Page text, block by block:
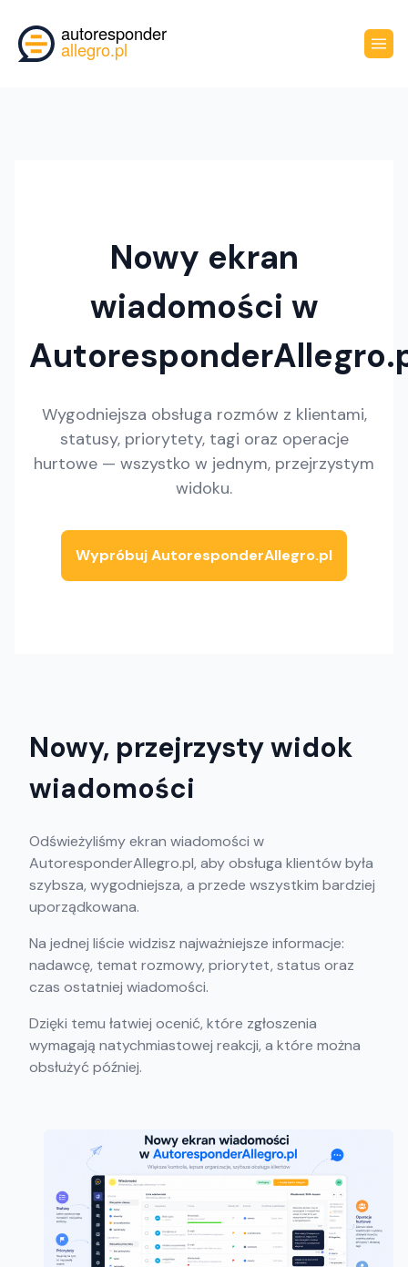
Nowy ekran
wiadomości w
Wygodniejsza obsługa rozmów z klientami,
statusy, priorytety, tagi oraz operacje
hurtowe — wszystko w jednym, przejrzystym
widoku.
Wypróbuj AutoresponderAllegro.pl
Nowy, przejrzysty widok
wiadomości
Odświeżyliśmy ekran wiadomości w
AutoresponderAllegro.pl, aby obsługa klientów była
szybsza, wygodniejsza, a przede wszystkim bardziej
uporządkowana.
Na jednej liście widzisz najważniejsze informacje:
nadawcę, temat rozmowy, priorytet, status oraz
czas ostatniej wiadomości.
Dzięki temu łatwiej ocenić, które zgłoszenia
wymagają natychmiastowej reakcji, a które można
obsłużyć później.